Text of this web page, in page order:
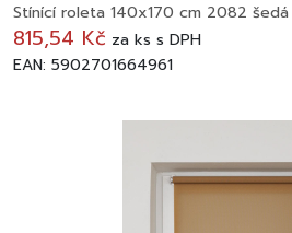
Stínící roleta 140x170 cm 2082 šedá
815,54 Kč za ks s DPH
EAN: 5902701664961